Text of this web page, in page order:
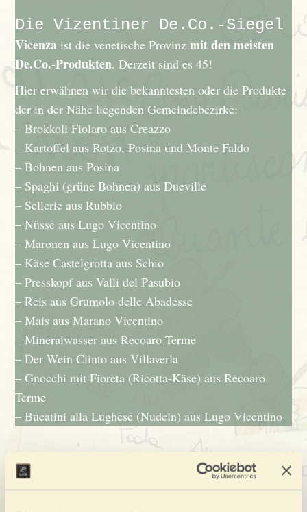
Die Vizentiner De.Co.-Siegel
Vicenza ist die venetische Provinzmit den meisten
De.Co.-Produkten. Derzeit sind es 45!
Hier erwähnen wir die bekanntesten oder die Produkte
der in der Nähe liegenden Gemeindebezirke:
– Brokkoli Fiolaro aus Creazzo
– Kartoffel aus Rotzo, Posina und Monte Faldo
– Bohnen aus Posina
– Spaghi (grüne Bohnen) aus Dueville
– Sellerie aus Rubbio
– Nüsse aus Lugo Vicentino
– Maronen aus Lugo Vicentino
– Käse Castelgrotta aus Schio
– Presskopf aus Valli del Pasubio
– Reis aus Grumolo delle Abadesse
– Mais aus Marano Vicentino
– Mineralwasser aus Recoaro Terme
– Der Wein Clinto aus Villaverla
– Gnocchi mit Fioreta (Ricotta-Käse) aus Recoaro
Terme
– Bucatini alla Lughese (Nudeln) aus Lugo Vicentino